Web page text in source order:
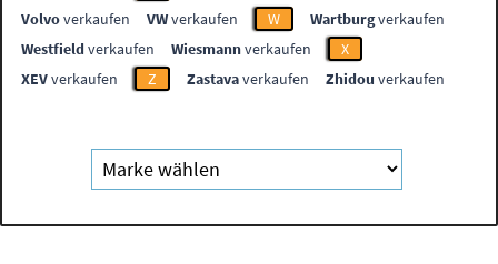
Volvoverkaufen VWverkaufen W Wartburgverkaufen
Westfieldverkaufen Wiesmannverkaufen
X
XEVverkaufen Z Zastavaverkaufen Zhidou verkaufen